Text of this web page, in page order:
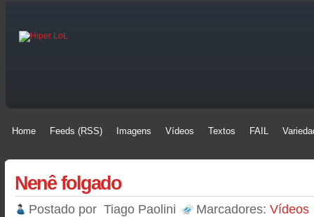
Home
Home
Feeds (RSS)
Feeds (RSS)
Imagens
Imagens
Vídeos
Vídeos
Textos
Textos
FAIL
FAIL
Nenê folgado
Postado por Tiago Paolini Marcadores: Vídeos